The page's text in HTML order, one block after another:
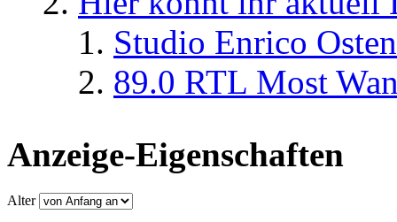
Studio Enrico
89.0 RTL Most
Anzeige-Eigenschaften
Alter